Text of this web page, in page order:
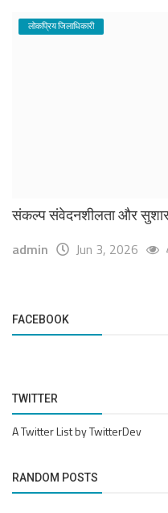
लोकप्रिय जिलाधिकारी
संकल्प संवेदनशीलता और
admin Jun 3, 2026
FACEBOOK
TWITTER
A Twitter List by TwitterDev
RANDOM POSTS